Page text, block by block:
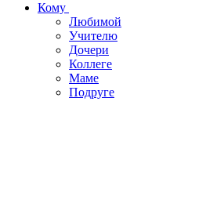
Кому
Любимой
Учителю
Дочери
Коллеге
Маме
Подруге